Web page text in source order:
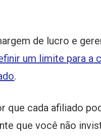
de lucro e
um limite para a
.
que cada afiliado
que você não